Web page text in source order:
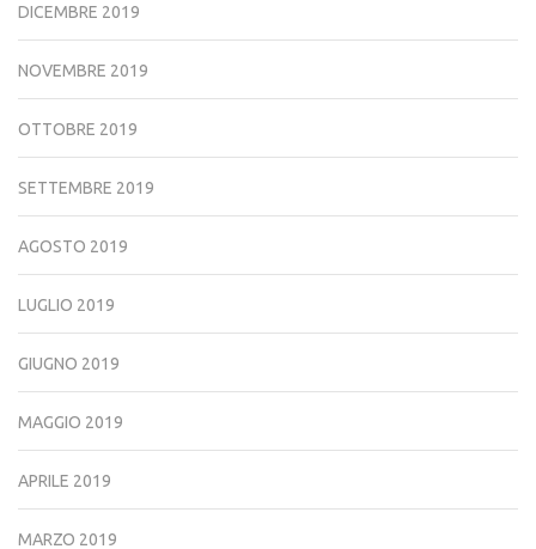
DICEMBRE 2019
NOVEMBRE 2019
OTTOBRE 2019
SETTEMBRE 2019
AGOSTO 2019
LUGLIO 2019
GIUGNO 2019
MAGGIO 2019
APRILE 2019
MARZO 2019